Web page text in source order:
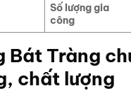
Số lượng gia
công
Bát Tràng
chất lượng